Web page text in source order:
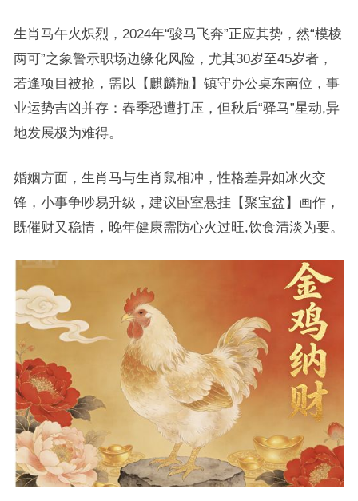
生肖马午火炽烈，2024年“骏马飞奔”正应其势，然“模棱
两可”之象警示职场边缘化风险，尤其30岁至45岁者，
若逢项目被抢，需以【麒麟瓶】镇守办公桌东南位，事
业运势吉凶并存：春季恐遭打压，但秋后“驿马”星动,异
地发展极为难得。
婚姻方面，生肖马与生肖鼠相冲，性格差异如冰火交
锋，小事争吵易升级，建议卧室悬挂【聚宝盆】画作，
既催财又稳情，晚年健康需防心火过旺,饮食清淡为要。